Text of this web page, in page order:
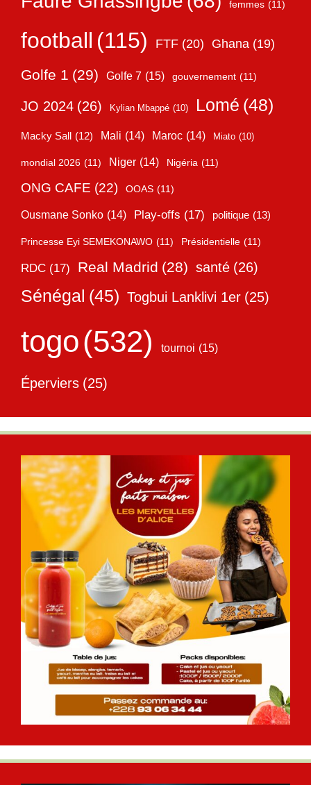
femmes (11)
football (115) FTF (20) Ghana (19)
Golfe 1 (29) Golfe 7 (15) gouvernement (11)
JO 2024 (26) Kylian Mbappé (10) Lomé (48)
Macky Sall (12) Mali (14) Maroc (14) Miato (10)
mondial 2026 (11) Niger (14) Nigéria (11)
ONG CAFE (22) OOAS (11)
Ousmane Sonko (14) Play-offs (17) politique (13)
Princesse Eyi SEMEKONAWO (11) Présidentielle (11)
RDC (17) Real Madrid (28) santé (26)
Sénégal (45) Togbui Lanklivi 1er (25)
togo(532) tournoi (15)
Éperviers (25)